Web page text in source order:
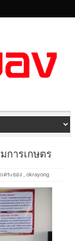
การเกษตร
เคระยอง okrayong